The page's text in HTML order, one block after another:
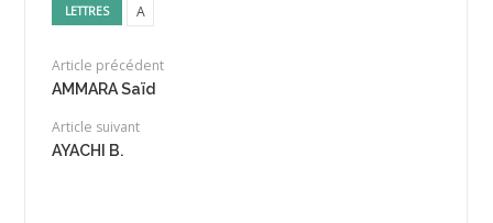
LETTRES A
Article précédent
AMMARA Saïd
Article suivant
AYACHI B.